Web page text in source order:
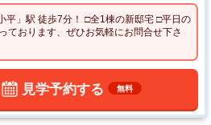
平」駅 徒歩7分！ □全1棟の新邸宅 □平日の
ております、ぜひお気軽にお問合せ下さ
見学予約する 無料